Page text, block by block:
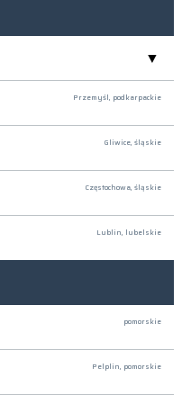
Przemyśl, podkarpackie
Gliwice, śląskie
Częstochowa, śląskie
Lublin, lubelskie
pomorskie
Pelplin, pomorskie